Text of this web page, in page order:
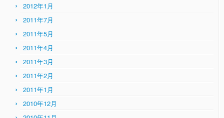
2012年1月
2011年7月
2011年5月
2011年4月
2011年3月
2011年2月
2011年1月
2010年12月